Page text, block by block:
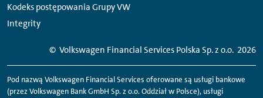
Kodeks postępowania Grupy VW
Integrity
© Volkswagen Financial Services Polska Sp. z o.o. 2026
Pod nazwą Volkswagen Financial Services oferowane są usługi bankowe
(przez Volkswagen Bank GmbH Sp. z o.o. Oddział w Polsce), usługi